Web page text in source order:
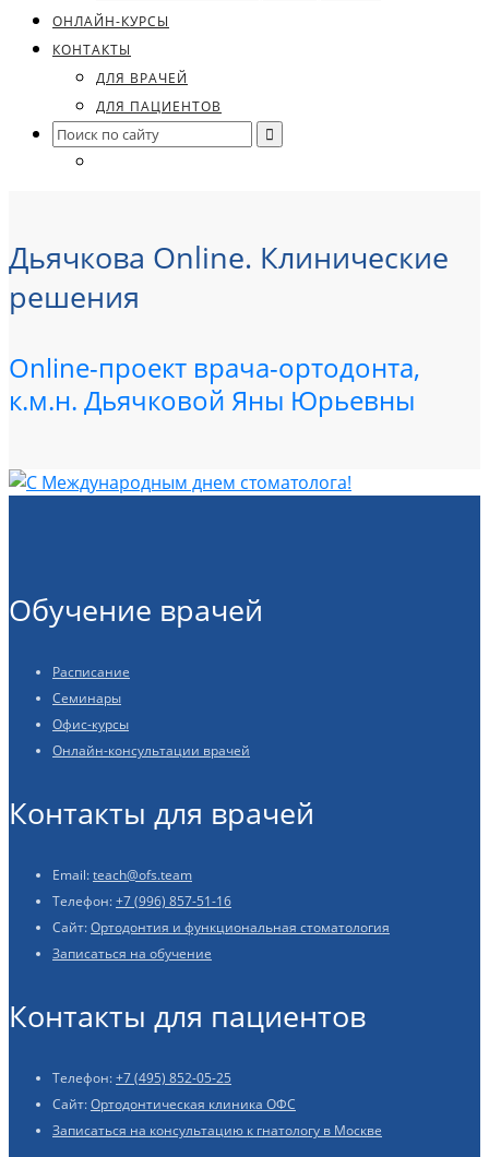
ОНЛАЙН-КУРСЫ
КОНТАКТЫ
ДЛЯ ВРАЧЕЙ
ДЛЯ ПАЦИЕНТОВ
Search
for:
Дьячкова Online. Клинические
решения
Online-проект врача-ортодонта,
к.м.н. Дьячковой Яны Юрьевны
Обучение врачей
Расписание
Семинары
Офис-курсы
Онлайн-консультации врачей
Контакты для врачей
Email:teach@ofs.team
Телефон:+7 (996) 857-51-16
Сайт:Ортодонтия и функциональная стоматология
Записаться на обучение
Контакты для пациентов
Телефон:+7 (495) 852-05-25
Сайт:Ортодонтическая клиника ОФС
Записаться на консультацию к гнатологу в Москве